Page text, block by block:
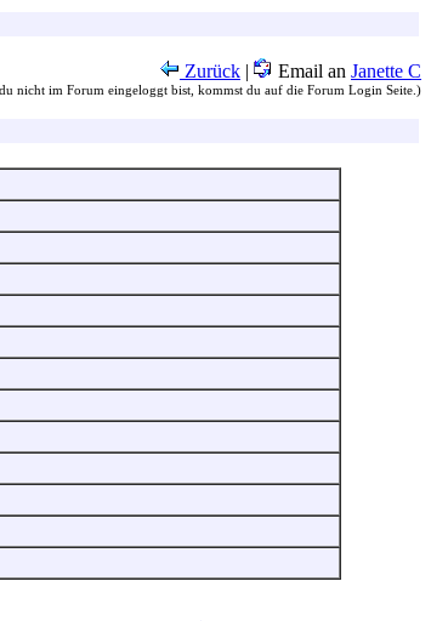
Zurück | Email an Janette C
nicht im Forum eingeloggt bist, kommst du auf die Forum Login Seite.)